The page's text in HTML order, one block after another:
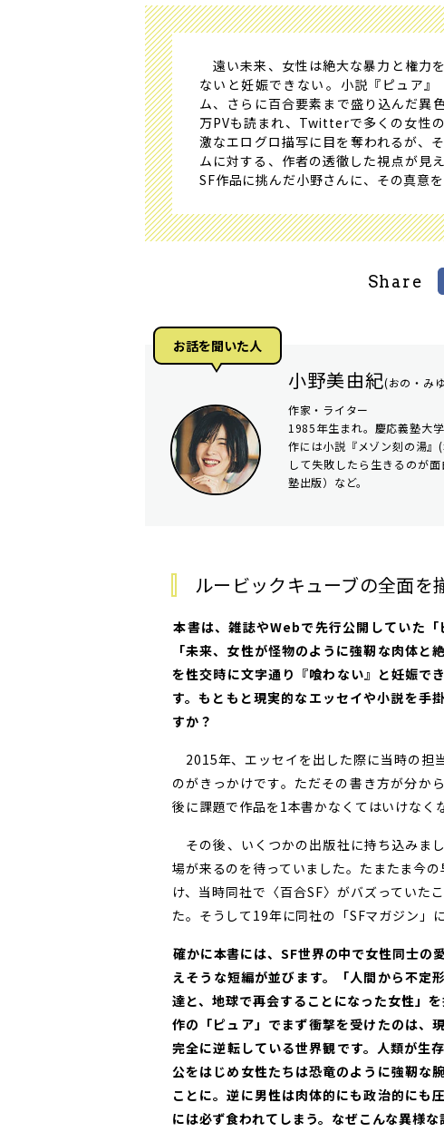
遠い未来、女性は絶大な暴力と権力
ないと妊娠できない――。小説『ピュア
ム、さらに百合要素まで盛り込んだ
万PVも読まれ、Twitterで多くの女性
激なエログロ描写に目を奪われるが、
ムに対する、作者の透徹した視点が見
SF作品に挑んだ小野さんに、その真意を
Share
お話を聞いた⼈
小野美由紀(おの・み
作家・ライター
1985年生まれ。慶応義塾大
作には小説『メゾン刻の湯
して失敗したら生きるのが
塾出版）など。
ルービックキューブの全面を
――本書は、雑誌やWebで先行公開していた
「未来、女性が怪物のように強靭な肉体
を性交時に文字通り『喰わない』と妊娠で
す。もともと現実的なエッセイや小説を手
すか？
2015年、エッセイを出した際に当時の担
のがきっかけです。ただその書き方が分か
後に課題で作品を1本書かなくてはいけなく
その後、いくつかの出版社に持ち込みま
場が来るのを待っていました。たまたま今
け、当時同社で〈百合SF〉がバズっていた
た。そうして19年に同社の「SFマガジン」
――確かに本書には、SF世界の中で女性同士
えそうな短編が並びます。「人間から不定
達と、地球で再会することになった女性」
作の「ピュア」でまず衝撃を受けたのは、
完全に逆転している世界観です。人類が生
公をはじめ女性たちは恐竜のように強靭な
ことに。逆に男性は肉体的にも政治的にも
には必ず食われてしまう。なぜこんな異様な